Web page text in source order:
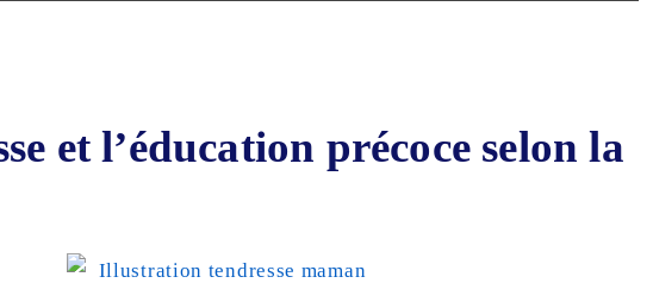
et l’éducation précoce selon la